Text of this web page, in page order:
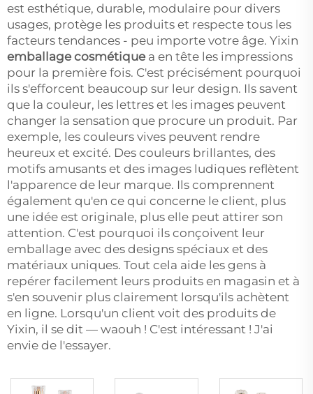
est esthétique, durable, modulaire pour divers
usages, protège les produits et respecte tous les
facteurs tendances - peu importe votre âge. Yixin
emballage cosmétique a en tête les impressions
pour la première fois. C'est précisément pourquoi
ils s'efforcent beaucoup sur leur design. Ils savent
que la couleur, les lettres et les images peuvent
changer la sensation que procure un produit. Par
exemple, les couleurs vives peuvent rendre
heureux et excité. Des couleurs brillantes, des
motifs amusants et des images ludiques reflètent
l'apparence de leur marque. Ils comprennent
également qu'en ce qui concerne le client, plus
une idée est originale, plus elle peut attirer son
attention. C'est pourquoi ils conçoivent leur
emballage avec des designs spéciaux et des
matériaux uniques. Tout cela aide les gens à
repérer facilement leurs produits en magasin et à
s'en souvenir plus clairement lorsqu'ils achètent
en ligne. Lorsqu'un client voit des produits de
Yixin, il se dit — waouh ! C'est intéressant ! J'ai
envie de l'essayer.